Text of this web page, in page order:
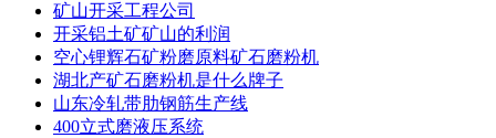
矿山开采工程公司
开采铝土矿矿山的利润
空心锂辉石矿粉磨原料矿石磨粉机
湖北产矿石磨粉机是什么牌子
山东冷轧带肋钢筋生产线
400立式磨液压系统